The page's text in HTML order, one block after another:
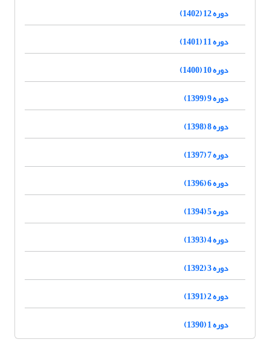
دوره 12 (1402)
دوره 11 (1401)
دوره 10 (1400)
دوره 9 (1399)
دوره 8 (1398)
دوره 7 (1397)
دوره 6 (1396)
دوره 5 (1394)
دوره 4 (1393)
دوره 3 (1392)
دوره 2 (1391)
دوره 1 (1390)